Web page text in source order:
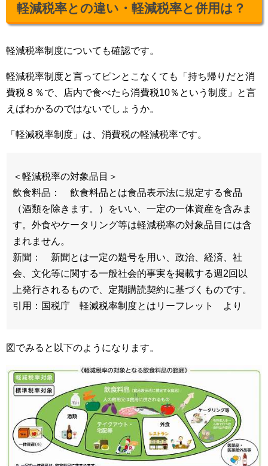
軽減税率との違い・軽減税率と併用は？
軽減税率制度についても確認です。
軽減税率制度と言ってピンとこなくても「持ち帰りだと消
費税８％で、店内で食べたら消費税10％という制度」と言
えばわかるのではないでしょうか。
「軽減税率制度」は、消費税の軽減税率です。
＜軽減税率の対象品目＞
飲食料品： 飲食料品とは食品表示法に規定する食品
（酒類を除きます。）をいい、一定の一体資産を含みま
す。外食やケータリング等は軽減税率の対象品目には含
まれません。
新聞： 新聞とは一定の題号を用い、政治、経済、社
会、文化等に関する一般社会的事実を掲載する週2回以
上発行されるもので、定期購読契約に基づくものです。
引用：国税庁 軽減税率制度とはリーフレット より
図でみると以下のようになります。